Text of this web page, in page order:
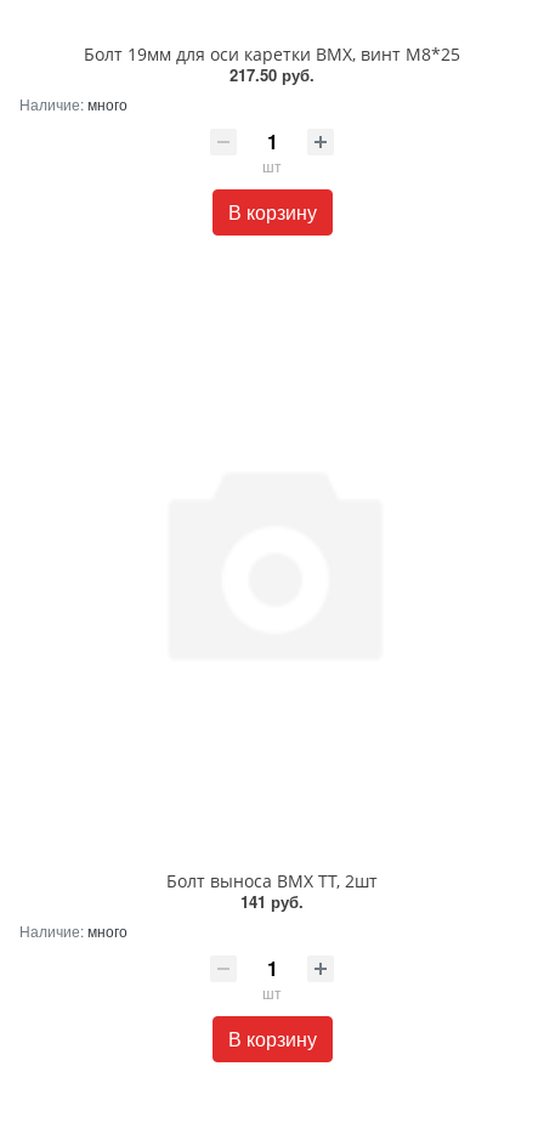
Болт 19мм для оси каретки BMX, винт M8*25
217.50 руб.
Наличие:много
шт
В корзину
Болт выноса BMX TT, 2шт
141 руб.
Наличие:много
шт
В корзину